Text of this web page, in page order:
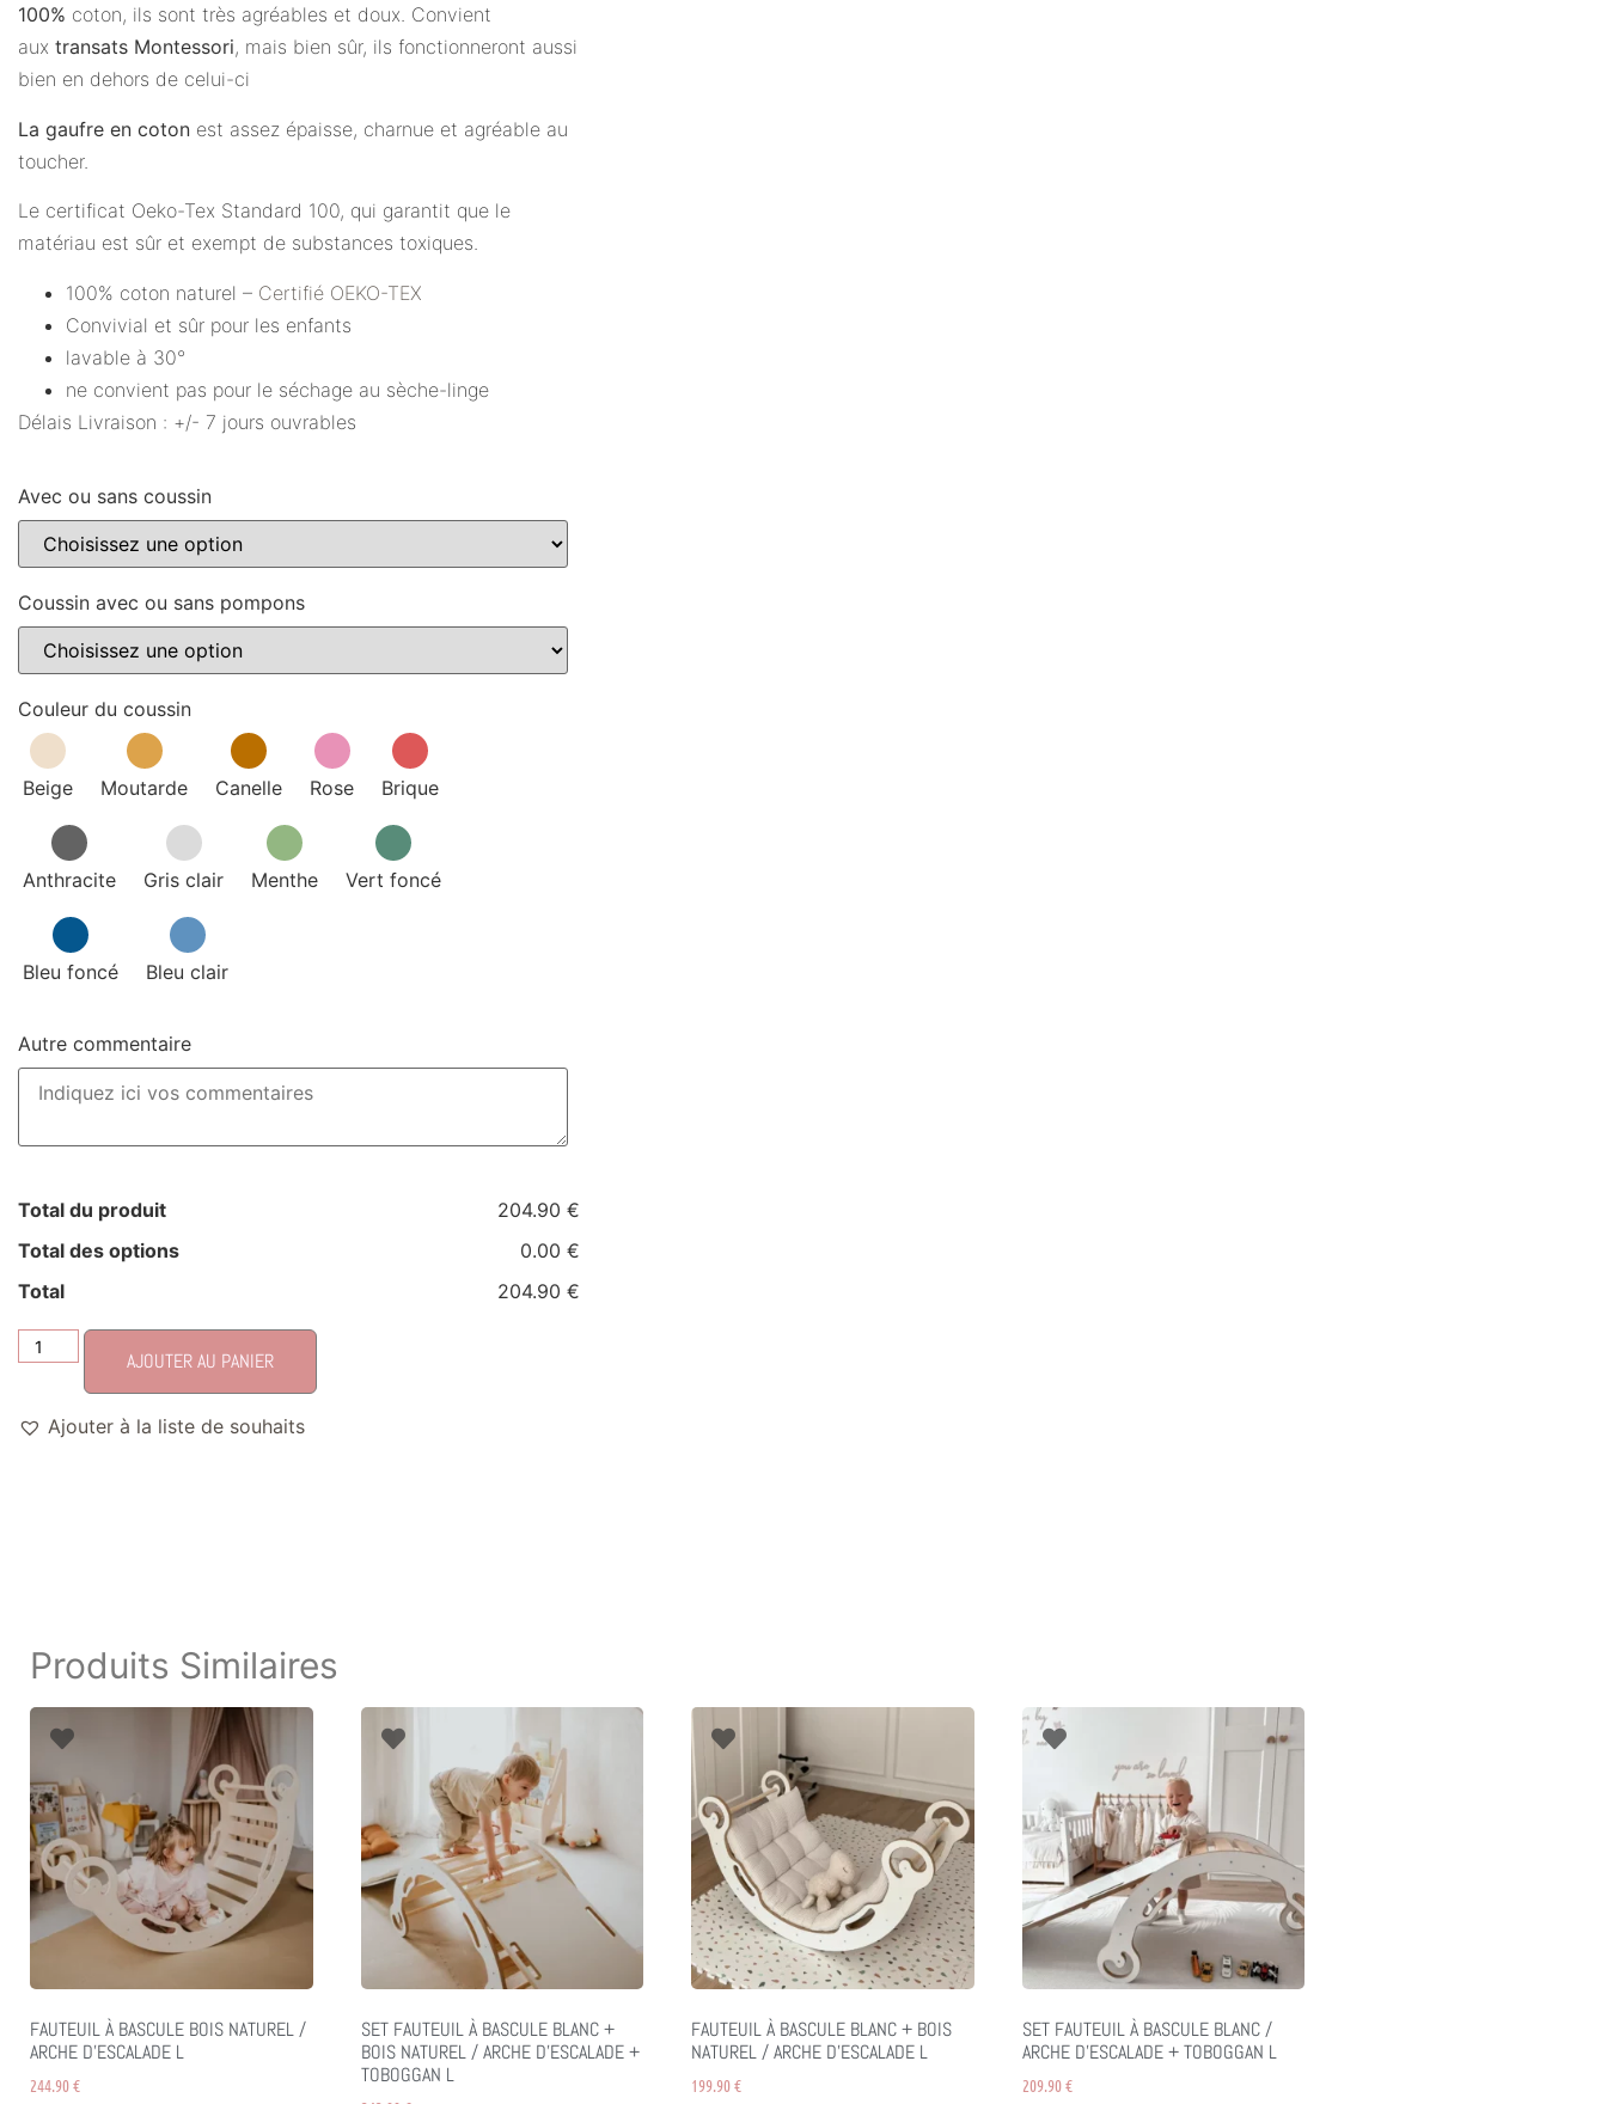
100% coton, ils sont très agréables et doux. Convient
aux transats Montessori, mais bien sûr, ils fonctionneront aussi
bien en dehors de celui-ci
La gaufre en coton est assez épaisse, charnue et agréable au
toucher.
Le certificat Oeko-Tex Standard 100, qui garantit que le
matériau est sûr et exempt de substances toxiques.
100% coton naturel – Certifié OEKO-TEX
Convivial et sûr pour les enfants
lavable à 30°
ne convient pas pour le séchage au sèche-linge
Délais Livraison : +/- 7 jours ouvrables
Avec ou sans coussin
Coussin avec ou sans pompons
Couleur du coussin
Beige Moutarde Canelle Rose Brique
Anthracite Gris clair Menthe Vert foncé
Bleu foncé Bleu clair
Autre commentaire
Total du produit
204.90 €
Total des options
0.00 €
Total
204.90 €
AJOUTER AU PANIER
Ajouter à la liste de souhaits
Produits Similaires
FAUTEUIL À BASCULE BOIS NATUREL /
ARCHE D’ESCALADE L
244.90€
SET FAUTEUIL À BASCULE BLANC +
BOIS NATUREL / ARCHE D’ESCALADE +
TOBOGGAN L
FAUTEUIL À BASCULE BLANC + BOIS
NATUREL / ARCHE D’ESCALADE L
199.90€
SET FAUTEUIL À BASCULE BLANC /
ARCHE D’ESCALADE + TOBOGGAN L
209.90€